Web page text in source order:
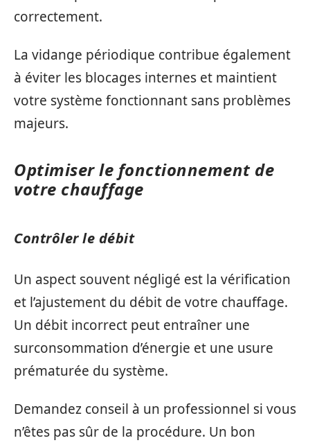
correctement.
La vidange périodique contribue également
à éviter les blocages internes et maintient
votre système fonctionnant sans problèmes
majeurs.
Optimiser le fonctionnement de
votre chauffage
Contrôler le débit
Un aspect souvent négligé est la vérification
et l’ajustement du débit de votre chauffage.
Un débit incorrect peut entraîner une
surconsommation d’énergie et une usure
prématurée du système.
Demandez conseil à un professionnel si vous
n’êtes pas sûr de la procédure. Un bon